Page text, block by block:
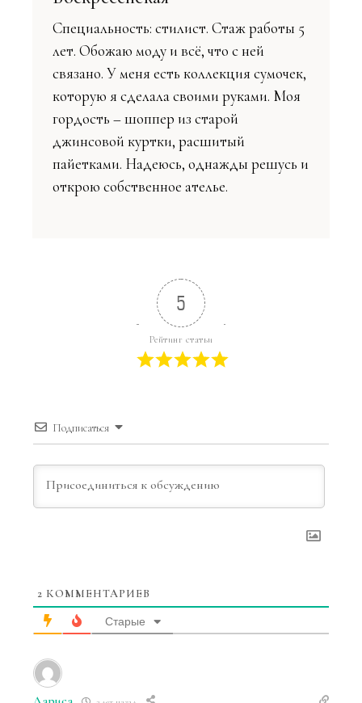
Специальность: стилист. Стаж работы 5
лет. Обожаю моду и всё, что с ней
связано. У меня есть коллекция сумочек,
которую я сделала своими руками. Моя
гордость – шоппер из старой
джинсовой куртки, расшитый
пайетками. Надеюсь, однажды решусь и
открою собственное ателье.
5
Рейтинг статьи
Подписаться
2 КОММЕНТАРИЕВ
Старые